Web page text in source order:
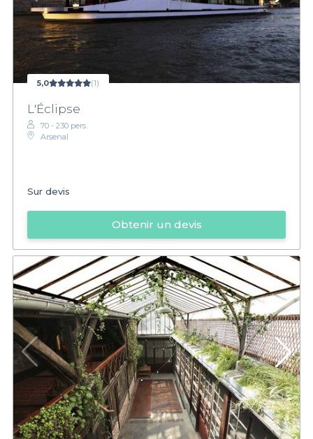
5,0 (1)
L'Éclipse
70 - 230 pers.
Arsenal
Sur devis
Obtenir un devis